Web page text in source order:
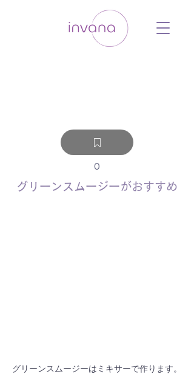
ガ 瞑想 栄養 医学 レッスン レクチャ
ー ​ストレス 免疫力 睡眠 メンタルヘル
0
グリーンスムージーがおすすめ
グリーンスムージーはミキサーで作ります。